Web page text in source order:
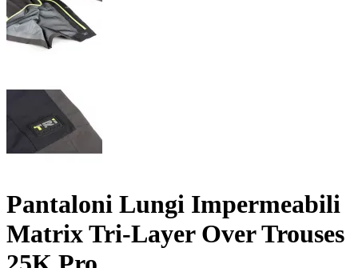
Pantaloni Lungi Impermeabili
Matrix Tri-Layer Over Trouses